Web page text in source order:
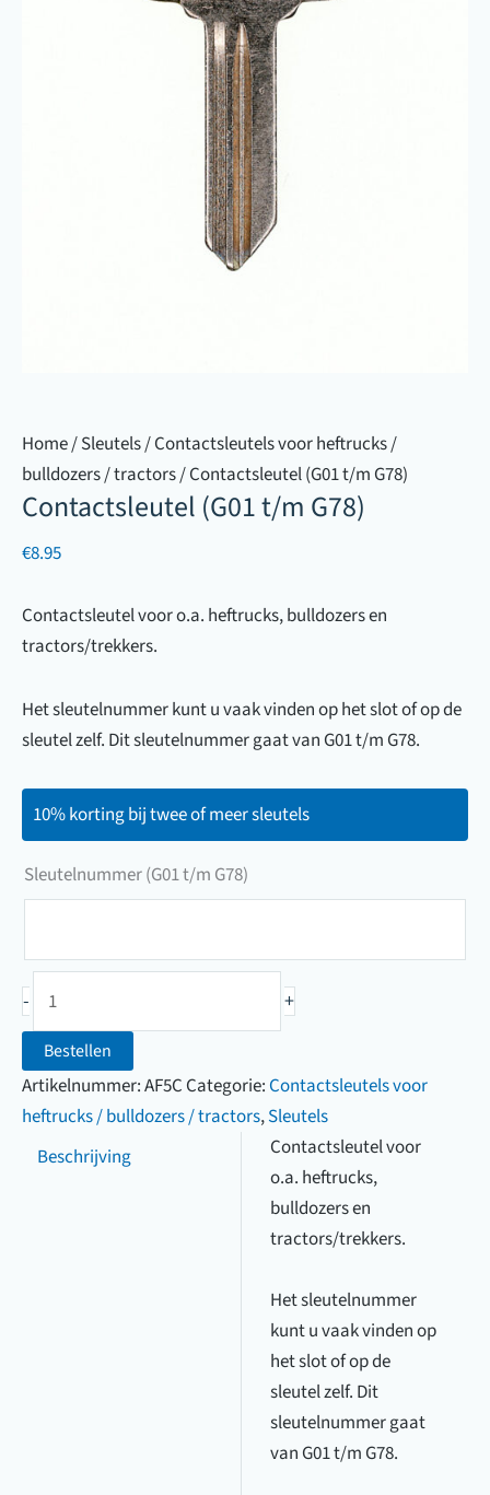
Home/Sleutels/Contactsleutels voor heftrucks /
bulldozers / tractors/ Contactsleutel (G01 t/m G78)
Contactsleutel (G01 t/m G78)
€8.95
Contactsleutel voor o.a. heftrucks, bulldozers en
tractors/trekkers.
Het sleutelnummer kunt u vaak vinden op het slot of op de
sleutel zelf. Dit sleutelnummer gaat van G01 t/m G78.
10% korting bij twee of meer sleutels
Sleutelnummer (G01 t/m G78)
t/m
G78)
-
(G01
t/m
G78)
aantal
+
Bestellen
Artikelnummer:AF5C Categorie:Contactsleutels voor
heftrucks / bulldozers / tractors,Sleutels
Beschrijving
Contactsleutel voor
o.a. heftrucks,
bulldozers en
tractors/trekkers.
Het sleutelnummer
kunt u vaak vinden op
het slot of op de
sleutel zelf. Dit
sleutelnummer gaat
van G01 t/m G78.